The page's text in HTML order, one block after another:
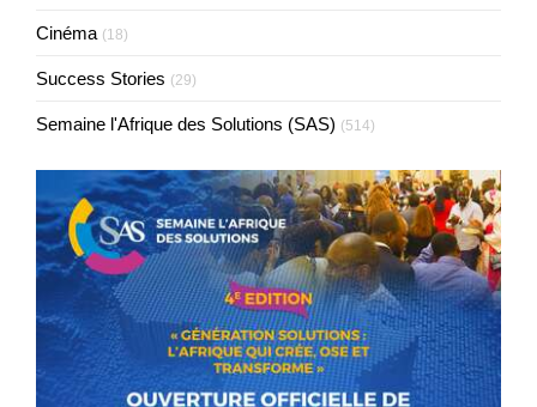
Cinéma (18)
Success Stories (29)
Semaine l'Afrique des Solutions (SAS) (514)